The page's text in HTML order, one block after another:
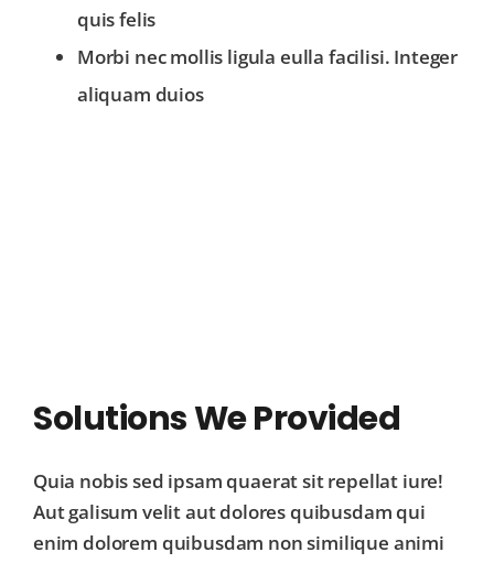
quis felis
Morbi nec mollis ligula eulla facilisi. Integer
aliquam duios
Solutions We Provided
Quia nobis sed ipsam quaerat sit repellat iure!
Aut galisum velit aut dolores quibusdam qui
enim dolorem quibusdam non similique animi